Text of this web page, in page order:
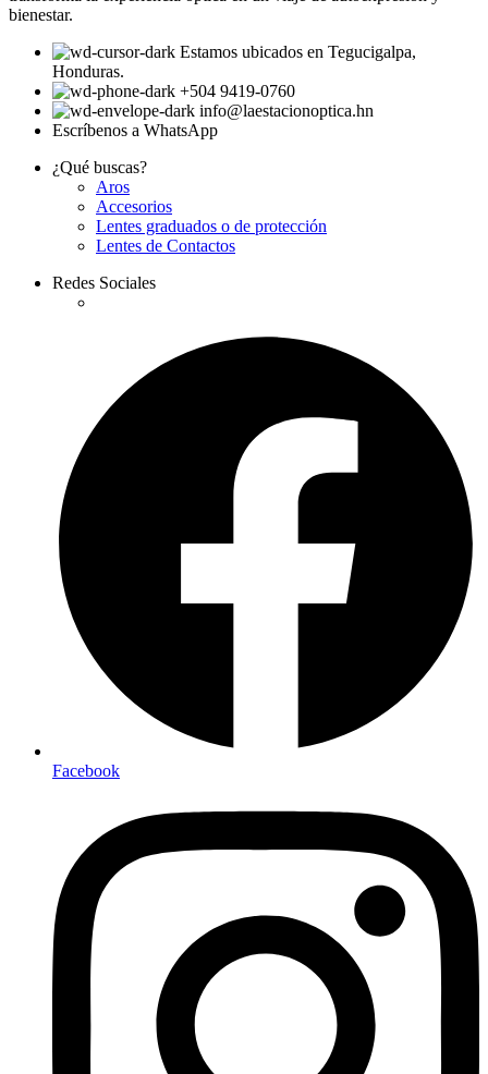
bienestar.
Estamos ubicados en Tegucigalpa,
Honduras.
+504 9419-0760
info@laestacionoptica.hn
Escríbenos a WhatsApp
¿Qué buscas?
Aros
Accesorios
Lentes graduados o de protección
Lentes de Contactos
Redes Sociales
Facebook